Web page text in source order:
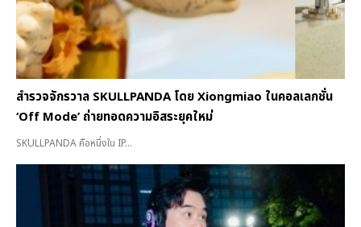
สำรวจจักรวาล SKULLPANDA โดย Xiongmiao ในคอลเลกชั่น
‘Off Mode’ ถ่ายทอดความอิสระยุคใหม่
SKULLPANDA คือหนึ่งใน IP...